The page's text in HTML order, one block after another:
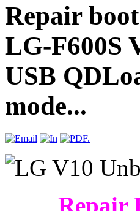
Repair
LG-F600S
USB
mode...
Repair